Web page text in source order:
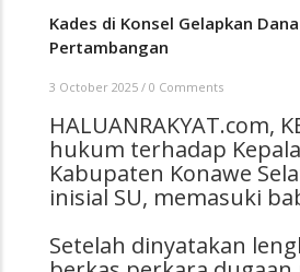
Kades di Konsel Gelapkan
Pertambangan
3 October 2025 / 0 Comments
HALUANRAKYAT.com,
hukum terhadap
Kabupaten Konawe
inisial SU, memasuki
Setelah dinyatakan